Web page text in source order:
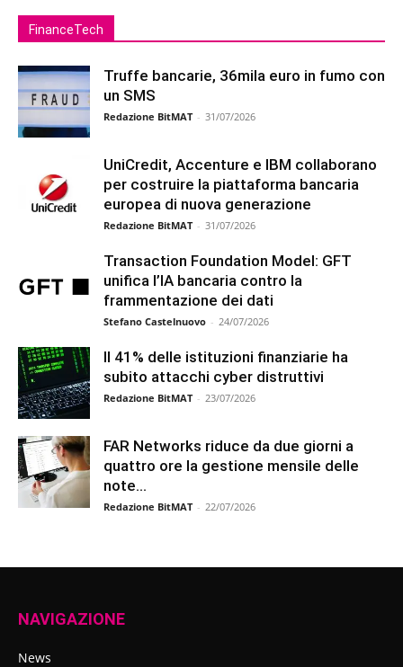
FinanceTech
Truffe bancarie, 36mila euro in fumo con
un SMS
Redazione BitMAT - 31/07/2026
UniCredit, Accenture e IBM collaborano
per costruire la piattaforma bancaria
europea di nuova generazione
Redazione BitMAT - 31/07/2026
Transaction Foundation Model: GFT
unifica l’IA bancaria contro la
frammentazione dei dati
Stefano Castelnuovo - 24/07/2026
Il 41% delle istituzioni finanziarie ha
subito attacchi cyber distruttivi
Redazione BitMAT - 23/07/2026
FAR Networks riduce da due giorni a
quattro ore la gestione mensile delle
note...
Redazione BitMAT - 22/07/2026
NAVIGAZIONE
News